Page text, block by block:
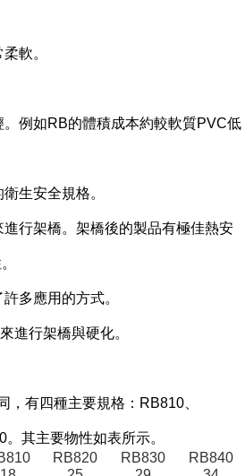
軟。
例如RB的體積成本約較軟質PVC低
生安全規格。
行架橋。架橋後的製品有極佳熱安
多應用的方式。
進行架橋與硬化。
，有四種主要規格：RB810、
其主要物性如表所示。
RB820 RB830
RB840